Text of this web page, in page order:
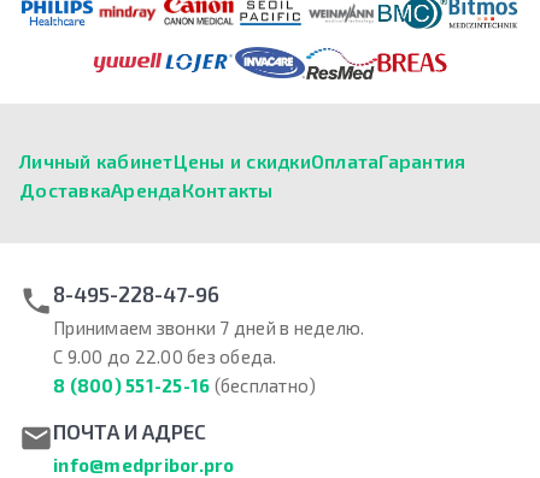
Личный кабинетЦены и скидкиОплатаГарантия
ДоставкаАрендаКонтакты
8-495-228-47-96
Принимаем звонки 7 дней в неделю.
С 9.00 до 22.00 без обеда.
8 (800) 551-25-16 (бесплатно)
ПОЧТА И АДРЕС
info@medpribor.pro